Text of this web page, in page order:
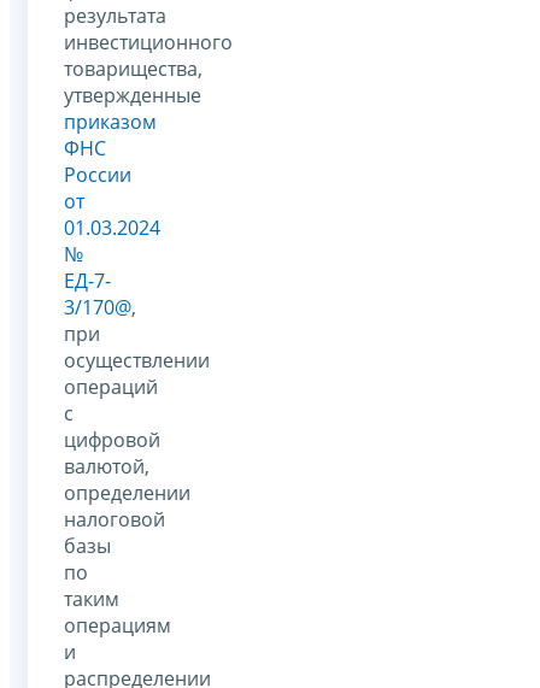
результата
инвестиционного
товарищества,
утвержденные
приказом
ФНС
России
от
01.03.2024
№
ЕД-7-
3/170@,
при
осуществлении
операций
с
цифровой
валютой,
определении
налоговой
базы
по
таким
операциям
и
распределении